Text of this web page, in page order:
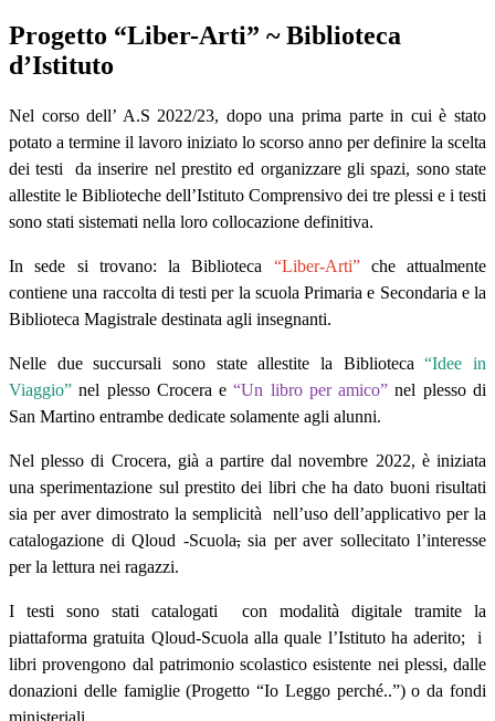
Progetto “Liber-Arti” ~ Biblioteca
d’Istituto
Nel corso dell’ A.S 2022/23, dopo una prima parte in cui è stato
potato a termine il lavoro iniziato lo scorso anno per definire la scelta
dei testi
da inserire nel prestito ed organizzare gli spazi, sono state
allestite le Biblioteche dell’Istituto Comprensivo dei tre plessi e i testi
sono stati sistemati nella loro collocazione definitiva.
In sede si trovano: la Biblioteca “Liber-Arti”che attualmente
contiene una raccolta di testi per la scuola Primaria e Secondaria e la
Biblioteca Magistrale destinata agli insegnanti.
Nelle due succursali sono state allestite la Biblioteca“Idee in
Viaggio” nel plesso Crocera e “Un libro per amico” nel plesso di
San Martino entrambe dedicate solamente agli alunni.
Nel plesso di Crocera, già a partire dal novembre 2022, è iniziata
una sperimentazione sul prestito dei libri che ha dato buoni risultati
sia per aver dimostrato la semplicità
nell’uso dell’applicativo per la
catalogazione di Qloud -Scuola,sia per aver sollecitato l’interesse
per la lettura nei ragazzi.
I testi sono stati catalogati
con modalità digitale tramite la
piattaforma gratuita Qloud-Scuola alla quale l’Istituto ha aderito;
i
libri provengono dal patrimonio scolastico esistente nei plessi, dalle
donazioni delle famiglie (Progetto “Io Leggo perché..”) o da fondi